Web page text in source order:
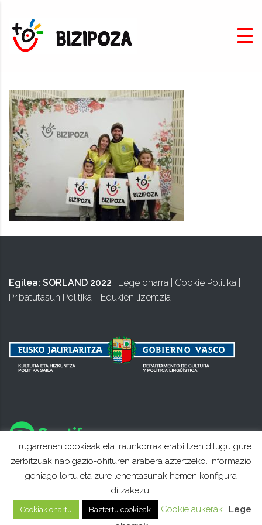
Egilea: SORLAND 2022 Lege oharra Cookie Politika
Pribatutasun Politika
Edukien lizentzia
Hirugarrenen cookieak eta iraunkorrak erabiltzen ditugu gure
zerbitzuak nabigazio-ohituren arabera aztertzeko. Informazio
gehiago lortu eta zure lehentasunak hemen konfigura
ditzakezu.
Cookiak onartu Baztertu cookieak Cookie aukerak
Lege